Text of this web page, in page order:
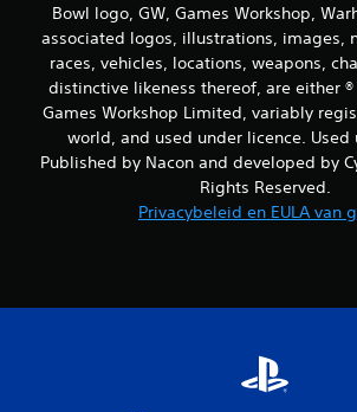
Bowl logo, GW, Games Workshop,
associated logos, illustrations, images,
races, vehicles, locations, weapons,
distinctive likeness thereof, are either
Games Workshop Limited, variably
world, and used under licence. Used
Published by Nacon and developed by
Rights Reserved.
Privacybeleid en EULA van